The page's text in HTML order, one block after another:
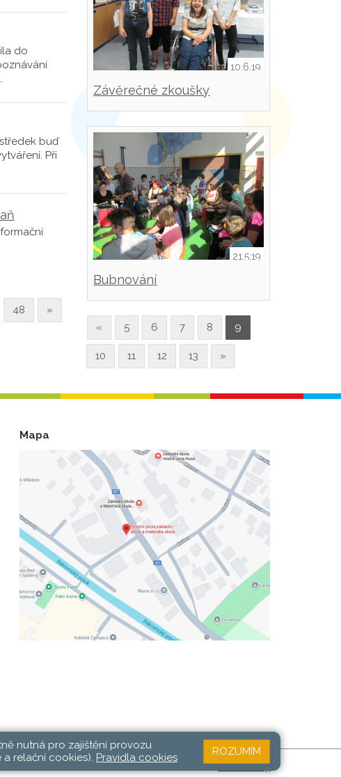
do
buď
Při
48 »
10.6.19
Závěrečné zkoušky
21.5.19
Bubnování
« 5 6 7 8 9
10 11 12 13 »
Mapa
Web školy
nutná pro zajištění provozu
relační cookies). Pravidla cookies
ROZUMÍM